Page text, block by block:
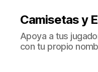
Camisetas y
Apoya a tus
con tu propio